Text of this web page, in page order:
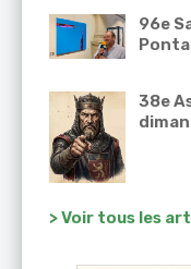
96e
38e
> Voir tous les